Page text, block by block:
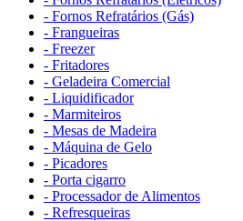
- Fornos Refratários (Gás)
- Frangueiras
- Freezer
- Fritadores
- Geladeira Comercial
- Liquidificador
- Marmiteiros
- Mesas de Madeira
- Máquina de Gelo
- Picadores
- Porta cigarro
- Processador de Alimentos
- Refresqueiras